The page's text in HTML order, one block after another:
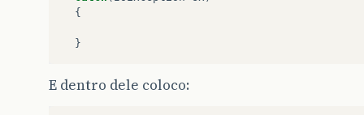
{
}
E dentro dele coloco: